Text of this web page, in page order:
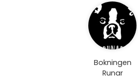
Bokningen
Runar